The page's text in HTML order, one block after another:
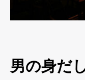
男の身だ